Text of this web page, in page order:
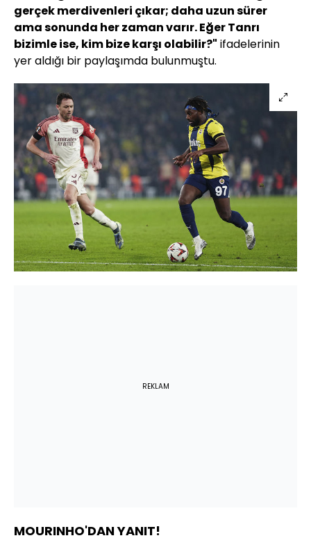
gerçek merdivenleri çıkar; daha uzun sürer
ama sonunda her zaman varır. Eğer Tanrı
bizimle ise, kim bize karşı olabilir?" ifadelerinin
yer aldığı bir paylaşımda bulunmuştu.
REKLAM
MOURINHO'DAN YANIT!